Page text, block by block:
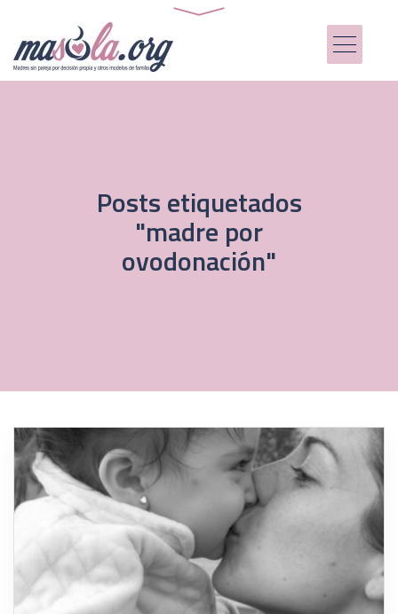
Posts etiquetados
"madre por
ovodonación"